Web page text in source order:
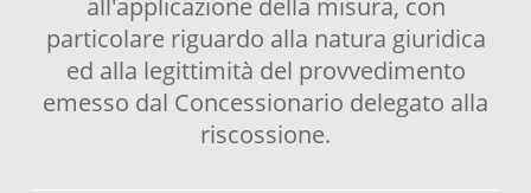
all'applicazione della misura, con
particolare riguardo alla natura giuridica
ed alla legittimità del provvedimento
emesso dal Concessionario delegato alla
riscossione.